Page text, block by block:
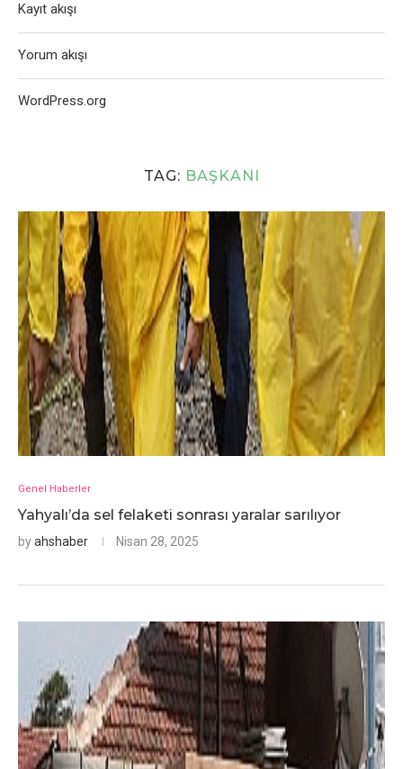
TAG: BAŞKANI
Genel Haberler
Yahyalı’da sel felaketi sonrası yaralar sarılıyor
byahshaber Nisan 28, 2025
Kayıt akışı
Yorum akışı
WordPress.org